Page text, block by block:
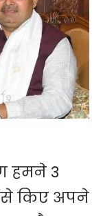
हमने 3
से किए अपने